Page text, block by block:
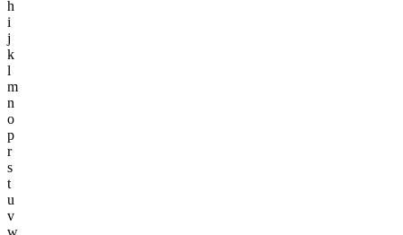
h
i
j
k
l
m
n
o
p
r
s
t
u
v
w